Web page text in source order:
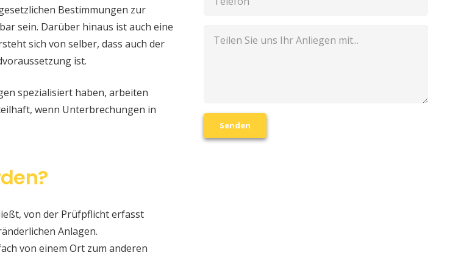
Bestimmungen zur
sein. Darüber hinaus ist auch eine
sich von selber, dass auch der
ist.
spezialisiert haben, arbeiten
wenn Unterbrechungen in
von der Prüfpflicht erfasst
Anlagen.
von einem Ort zum anderen
Senden